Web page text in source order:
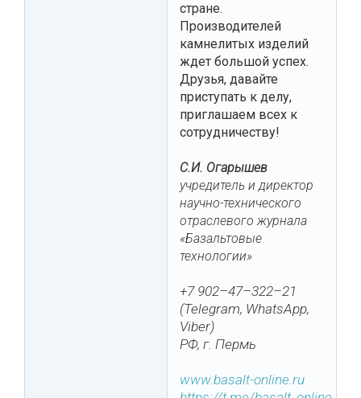
стране.
Производителей
камнелитых изделий
ждет большой успех.
Друзья, давайте
приступать к делу,
приглашаем всех к
сотрудничеству!
С.И. Огарышев
учредитель и директор
научно-технического
отраслевого журнала
«Базальтовые
технологии»
+7 902–47–322–21
(Telegram, WhatsApp,
Viber)
РФ, г. Пермь
www.basalt-online.ru